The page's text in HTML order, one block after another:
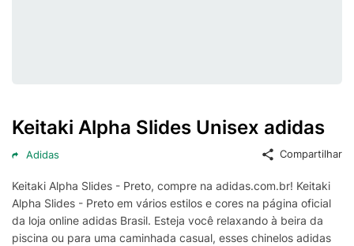
Keitaki Alpha Slides Unisex adidas
Adidas Compartilhar
Keitaki Alpha Slides - Preto, compre na adidas.com.br! Keitaki
Alpha Slides - Preto em vários estilos e cores na página oficial
da loja online adidas Brasil. Esteja você relaxando à beira da
piscina ou para uma caminhada casual, esses chinelos adidas